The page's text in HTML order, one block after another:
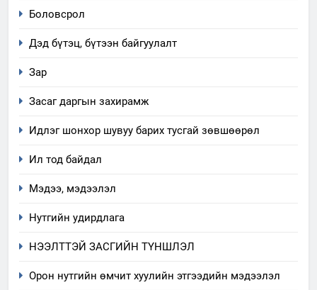
Боловсрол
Дэд бүтэц, бүтээн байгуулалт
Зар
Засаг даргын захирамж
Идлэг шонхор шувуу барих тусгай зөвшөөрөл
Ил тод байдал
Мэдээ, мэдээлэл
Нутгийн удирдлага
НЭЭЛТТЭЙ ЗАСГИЙН ТҮНШЛЭЛ
Орон нутгийн өмчит хуулийн этгээдийн мэдээлэл